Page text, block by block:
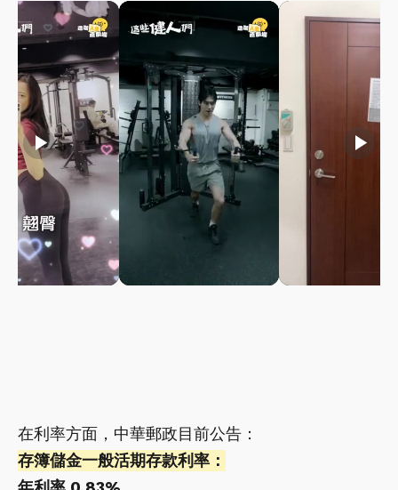
play_arrow play_arrow play_arrow
在利率方面，中華郵政目前公告：
存簿儲金一般活期存款利率：